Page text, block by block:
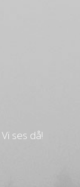
ses då!